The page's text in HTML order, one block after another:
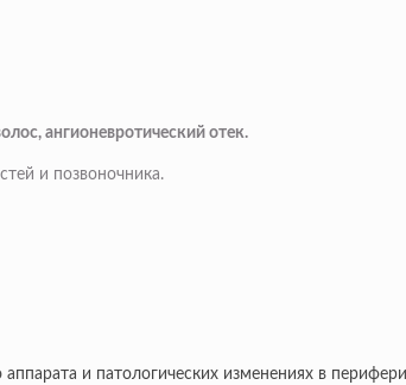
ангионевротический отек.
и позвоночника.
и патологических изменениях в